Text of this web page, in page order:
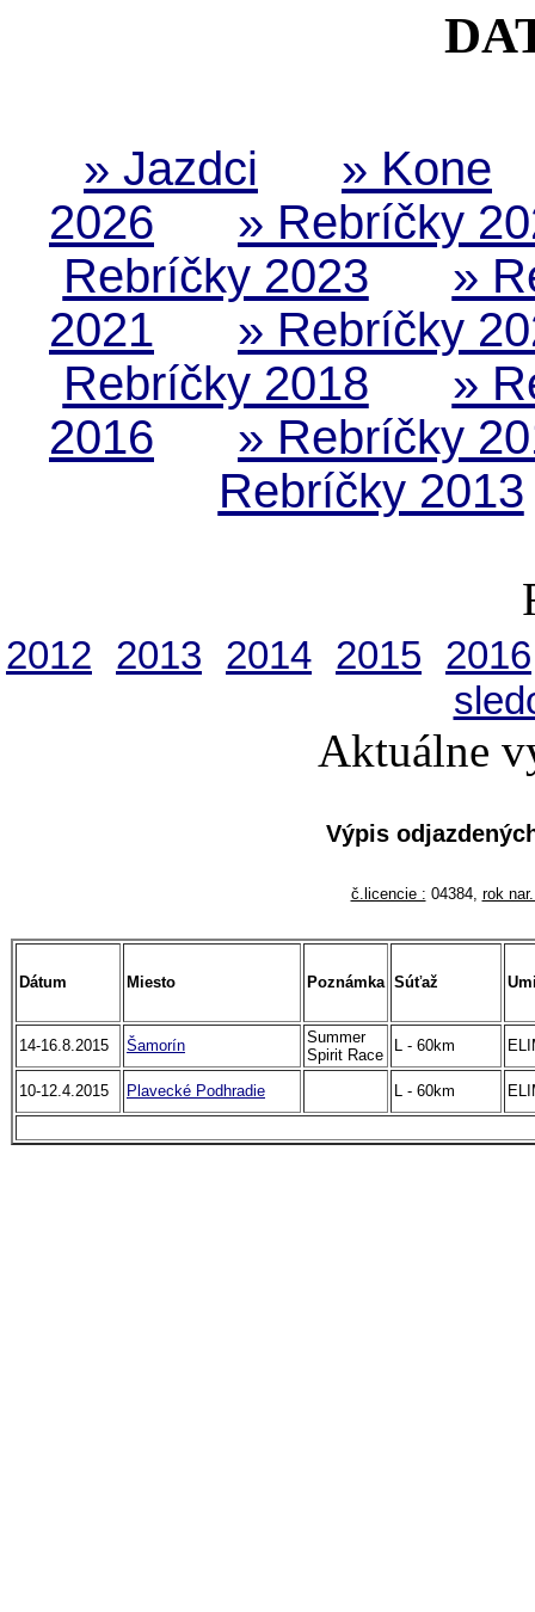
» Jazdci
» Kone
2026
» Rebríčky
Rebríčky 2023
»
2021
» Rebríčky
Rebríčky 2018
»
2016
» Rebríčky
Rebríčky 2013
2012 2013 2014 2015
2016
Aktuálne
Výpis
č.licencie : 04384, rok
Dátum Miesto Poznámka Súťaž
14-16.8.2015 Šamorín
Summer
Spirit Race
L - 60km
10-12.4.2015 Plavecké Podhradie L - 60km